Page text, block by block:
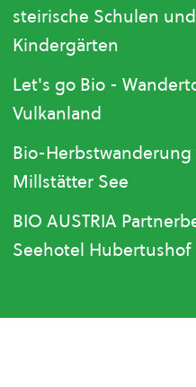
steirische Schulen und
Kindergärten
Let's go Bio -
Vulkanland
Bio-Herbstwanderung
Millstätter See
BIO AUSTRIA
Seehotel Hubertushof